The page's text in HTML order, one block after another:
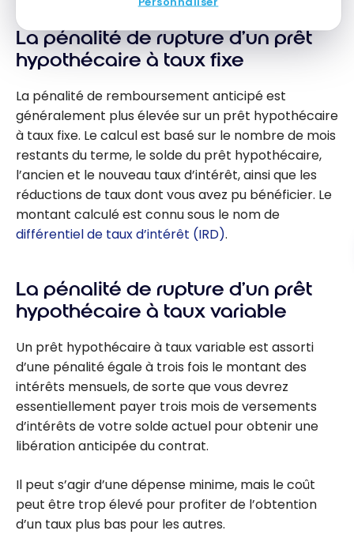
La pénalité de rupture d’un prêt
hypothécaire à taux fixe
La pénalité de remboursement anticipé est
généralement plus élevée sur un prêt hypothécaire
à taux fixe. Le calcul est basé sur le nombre de mois
restants du terme, le solde du prêt hypothécaire,
l’ancien et le nouveau taux d’intérêt, ainsi que les
réductions de taux dont vous avez pu bénéficier. Le
montant calculé est connu sous le nom de
différentiel de taux d’intérêt (IRD).
La pénalité de rupture d’un prêt
hypothécaire à taux variable
Un prêt hypothécaire à taux variable est assorti
d’une pénalité égale à trois fois le montant des
intérêts mensuels, de sorte que vous devrez
essentiellement payer trois mois de versements
d’intérêts de votre solde actuel pour obtenir une
libération anticipée du contrat.
Il peut s’agir d’une dépense minime, mais le coût
peut être trop élevé pour profiter de l’obtention
d’un taux plus bas pour les autres.